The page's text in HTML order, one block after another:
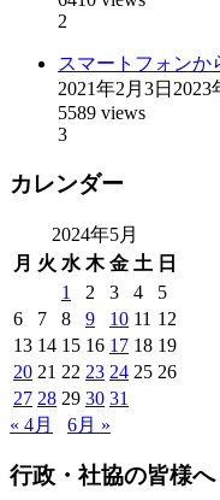
2
スマートフォンか
2021年2月3日 2023
5589 views
3
カレンダー
2024年5月
月 火 水 木 金 土 日
1
2 3 4
5
6
7 8 9 10 11 12
13 14 15 16 17 18 19
20 21 22 23 24 25 26
27 28 29 30 31
« 4月
6月 »
行政・社協の皆様へ